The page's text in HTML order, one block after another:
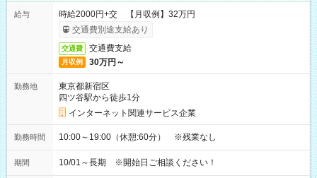
給与
時給2000円+交 【月収例】32万円
交通費別途支給あり
交通費 交通費支給
月収例 30万円～
勤務地
東京都新宿区
四ツ谷駅から徒歩1分
インターネット関連サービス企業
勤務時間 10:00～19:00（休憩:60分） ※残業なし
期間 10/01～長期 ※開始日ご相談ください！